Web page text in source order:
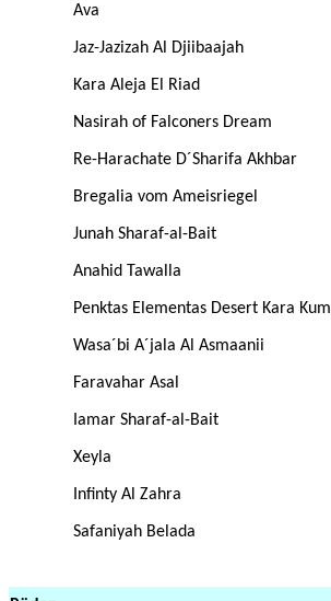
Ava
Jaz-Jazizah Al Djiibaajah
Kara Aleja El Riad
Nasirah of Falconers Dream
Re-Harachate D´Sharifa Akhbar
Bregalia vom Ameisriegel
Junah Sharaf-al-Bait
Anahid Tawalla
Penktas Elementas Desert Kara Kum
Wasa´bi A´jala Al Asmaanii
Faravahar Asal
Iamar Sharaf-al-Bait
Xeyla
Infinty Al Zahra
Safaniyah Belada